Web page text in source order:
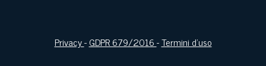
Privacy-GDPR 679/2016-Termini d’uso